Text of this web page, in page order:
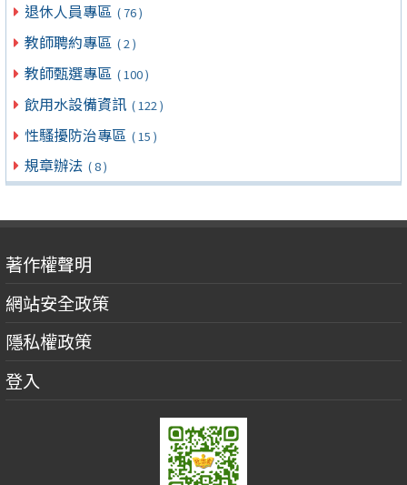
退休人員專區 ( 76 )
教師聘約專區 ( 2 )
教師甄選專區 ( 100 )
飲用水設備資訊 ( 122 )
性騷擾防治專區 ( 15 )
規章辦法 ( 8 )
著作權聲明
網站安全政策
隱私權政策
登入